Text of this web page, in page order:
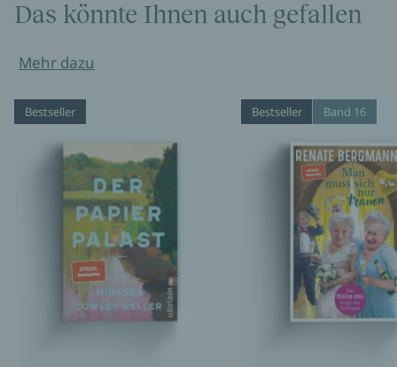
Das könnte Ihnen auch gefallen
Mehr dazu
Bestseller Bestseller Band 16